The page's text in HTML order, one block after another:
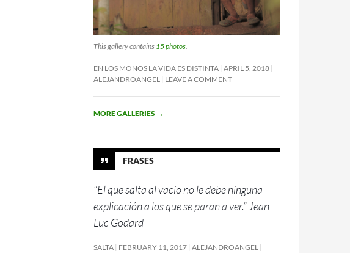
This gallery contains 15 photos.
EN LOS MONOS LA VIDA ES DISTINTA APRIL 5, 2018
ALEJANDROANGEL LEAVE A COMMENT
MORE GALLERIES →
FRASES
“El que salta al vacío no le debe ninguna
explicación a los que se paran a ver.” Jean
Luc Godard
SALTA FEBRUARY 11, 2017 ALEJANDROANGEL